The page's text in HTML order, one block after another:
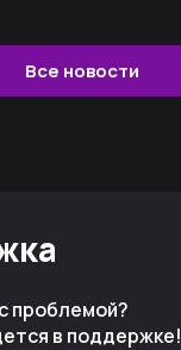
Все новости
проблемой?
в поддержке!